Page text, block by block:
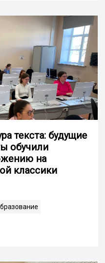
текста: будущие
обучили
на
классики